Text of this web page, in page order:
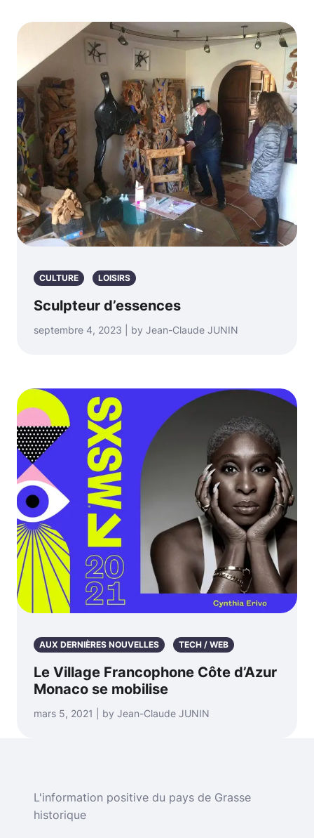
CULTURE LOISIRS
Sculpteur d’essences
septembre 4, 2023 | by Jean-Claude JUNIN
AUX DERNIÈRES NOUVELLES TECH / WEB
Le Village Francophone Côte d’Azur
Monaco se mobilise
mars 5, 2021 | by Jean-Claude JUNIN
L'information positive du pays de Grasse
historique